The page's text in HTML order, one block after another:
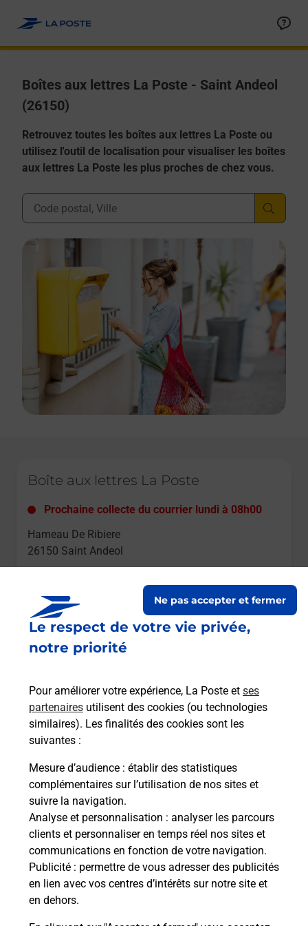
Le respect de votre vie privée,
notre priorité
Pour améliorer votre expérience, La Poste et ses
partenaires utilisent des cookies (ou technologies
similaires). Les finalités des cookies sont les
suivantes :
Mesure d’audience : établir des statistiques
complémentaires sur l’utilisation de nos sites et
suivre la navigation.
Analyse et personnalisation : analyser les parcours
clients et personnaliser en temps réel nos sites et
communications en fonction de votre navigation.
Publicité : permettre de vous adresser des publicités
en lien avec vos centres d’intérêts sur notre site et
en dehors.
Ne pas accepter et fermer
Boîtes aux lettres La Poste - Saint Andeol
(26150)
Retrouvez toutes les boîtes aux lettres La Poste ou
utilisez l'outil de localisation pour visualiser les boîtes
aux lettres La Poste les plus proches de chez vous.
Ville, Département, Code Postal
Boîte aux lettres La Poste
Prochaine collecte du courrier lundi à 08h00
Hameau De Ribiere
26150 Saint Andeol
Boîte aux lettres La Poste
Le Village
26150 Saint Andeol
Le lien s'ouvre dans un nouvel onglet
Boîte aux lettres La Poste
Prochaine collecte du courrierlundià 08h00
Hameau Saint Etienne
26150 Saint Andeol
Le lien s'ouvre dans un nouvel onglet